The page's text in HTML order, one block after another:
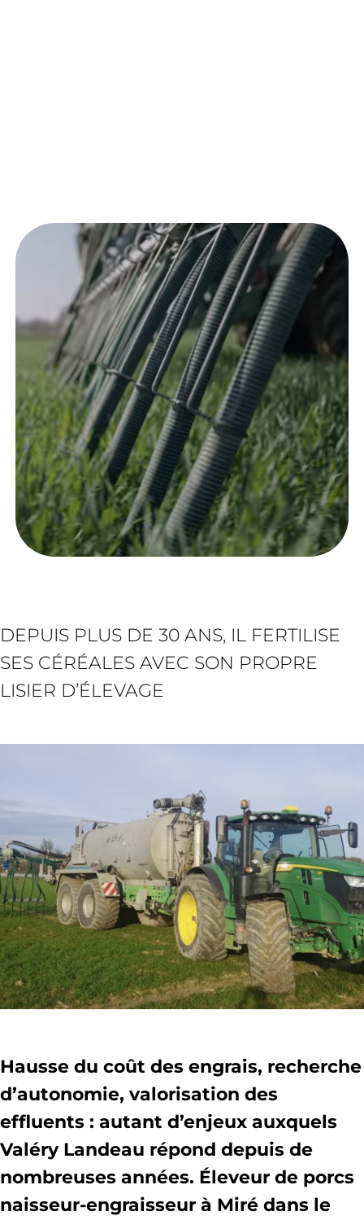
DEPUIS PLUS DE 30 ANS, IL FERTILISE
SES CÉRÉALES AVEC SON PROPRE
LISIER D’ÉLEVAGE
Hausse du coût des engrais, recherche
d’autonomie, valorisation des
effluents : autant d’enjeux auxquels
Valéry Landeau répond depuis de
nombreuses années. Éleveur de porcs
naisseur-engraisseur à Miré dans le